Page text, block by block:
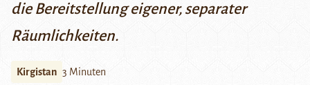
die Bereitstellung eigener, separater
Räumlichkeiten.
Kirgistan 3 Minuten